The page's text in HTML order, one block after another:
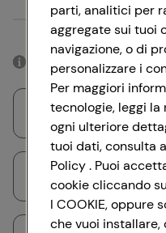
Accedendo con il tuo
parti, analitici per
aggregate sui tuoi
navigazione, o di
personalizzare i
Per maggiori
tecnologie, leggi la
ogni ulteriore
tuoi dati, consulta
Policy . Puoi
cookie cliccando
I COOKIE, oppure
che vuoi installare,